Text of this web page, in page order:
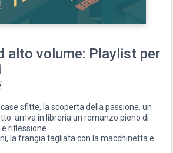
alto volume: Playlist per
sfitte, la scoperta della passione, un
arriva in libreria un romanzo pieno di
riflessione.
la frangia tagliata con la macchinetta e